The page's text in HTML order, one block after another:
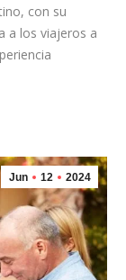
con su
a los viajeros a
Jun 12 2024